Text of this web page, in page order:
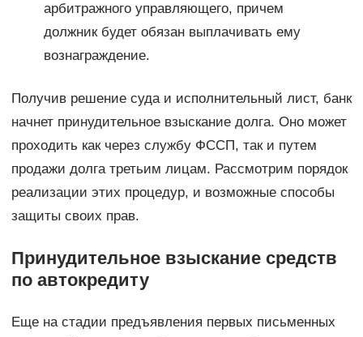
арбитражного управляющего, причем
должник будет обязан выплачивать ему
вознаграждение.
Получив решение суда и исполнительный лист, банк
начнет принудительное взыскание долга. Оно может
проходить как через службу ФССП, так и путем
продажи долга третьим лицам. Рассмотрим порядок
реализации этих процедур, и возможные способы
защиты своих прав.
Принудительное взыскание средств
по автокредиту
Еще на стадии предъявления первых письменных